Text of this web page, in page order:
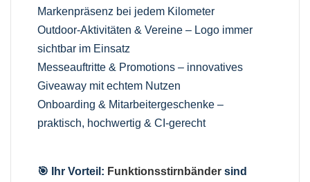
Markenpräsenz bei jedem Kilometer
Outdoor-Aktivitäten & Vereine – Logo immer
sichtbar im Einsatz
Messeauftritte & Promotions – innovatives
Giveaway mit echtem Nutzen
Onboarding & Mitarbeitergeschenke –
praktisch, hochwertig & CI-gerecht
🎯 Ihr Vorteil: Funktionsstirnbänder sind